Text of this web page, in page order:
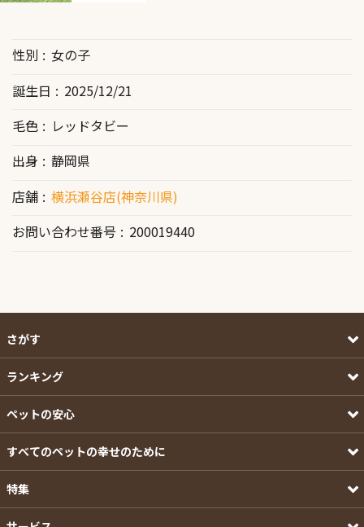
性別
女の子
誕生日
2025/12/21
毛色
レッドタビー
出身
静岡県
店舗
横浜瀬谷店(神奈川県)
お問い合わせ番号
200019440
さがす
ランキング
ペットの安心
すべてのペットの幸せのために
特集